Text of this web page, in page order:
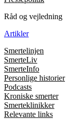
Råd og vejledning
Artikler
Smertelinjen
SmerteLiv
SmerteInfo
Personlige historier
Podcasts
Kroniske smerter
Smerteklinikker
Relevante links